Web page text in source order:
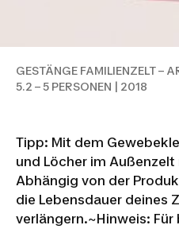
GESTÄNGE FAMILIENZELT –
5.2 – 5 PERSONEN | 2018
Tipp: Mit dem
und Löcher im
Abhängig von der
die Lebensdauer deines
verlängern.~Hinweis: